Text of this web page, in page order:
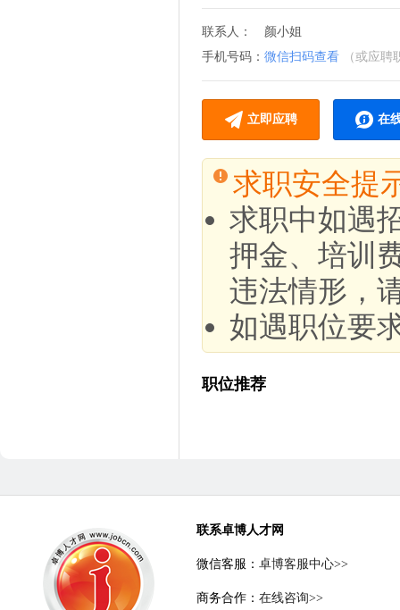
联系人：
颜小姐
手机号码： 微信扫码查看 （或应聘
立即应聘 在
求职安全提
求职中如遇
押金、培训
违法情形，
如遇职位要
职位推荐
联系卓博人才网
微信客服： 卓博客服中心>>
商务合作： 在线咨询>>